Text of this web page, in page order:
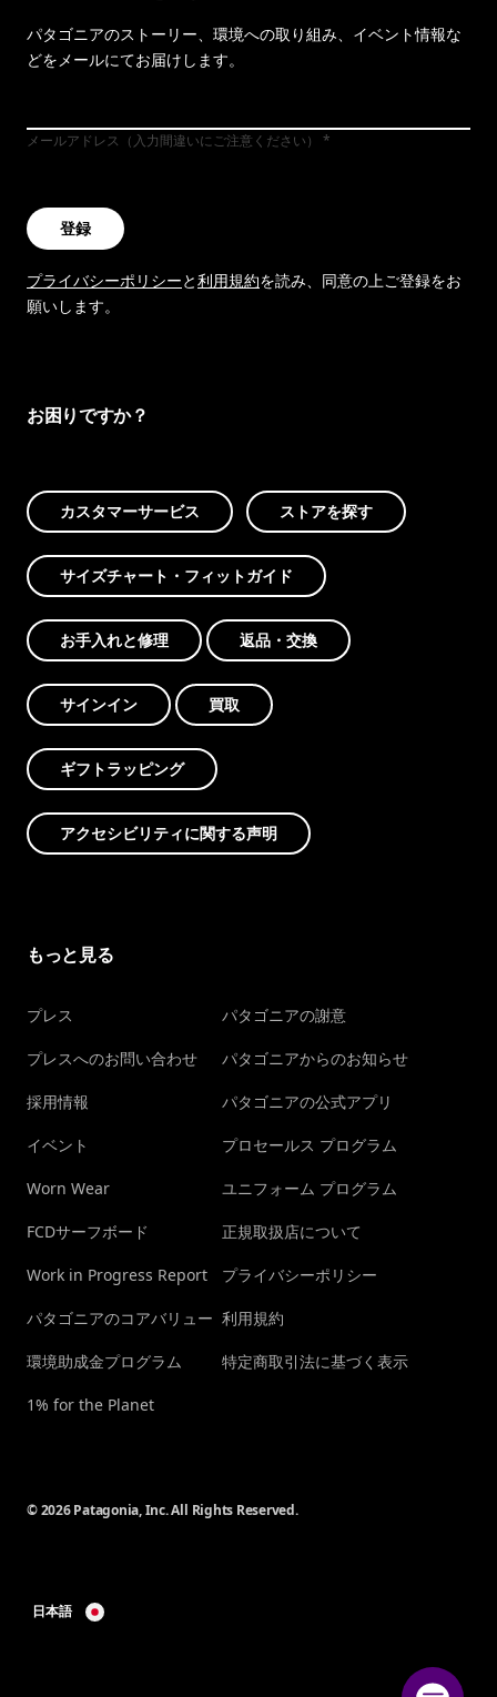
パタゴニアのストーリー、環境への取り組み、イベント情報な
どをメールにてお届けします。
メールアドレス（入力間違いにご注意ください）
登録
プライバシーポリシーと利用規約を読み、同意の上ご登録をお
願いします。
お困りですか？
カスタマーサービス ストアを探す
サイズチャート・フィットガイド
お手入れと修理 返品・交換
サインイン 買取
ギフトラッピング
アクセシビリティに関する声明
もっと見る
プレス
プレスへのお問い合わせ
採用情報
イベント
Worn Wear
FCDサーフボード
Work in Progress Report
パタゴニアのコアバリュー
環境助成金プログラム
1% for the Planet
パタゴニアの謝意
パタゴニアからのお知らせ
パタゴニアの公式アプリ
プロセールス プログラム
ユニフォーム プログラム
正規取扱店について
プライバシーポリシー
利用規約
特定商取引法に基づく表示
© 2026 Patagonia, Inc. All Rights Reserved.
日本語